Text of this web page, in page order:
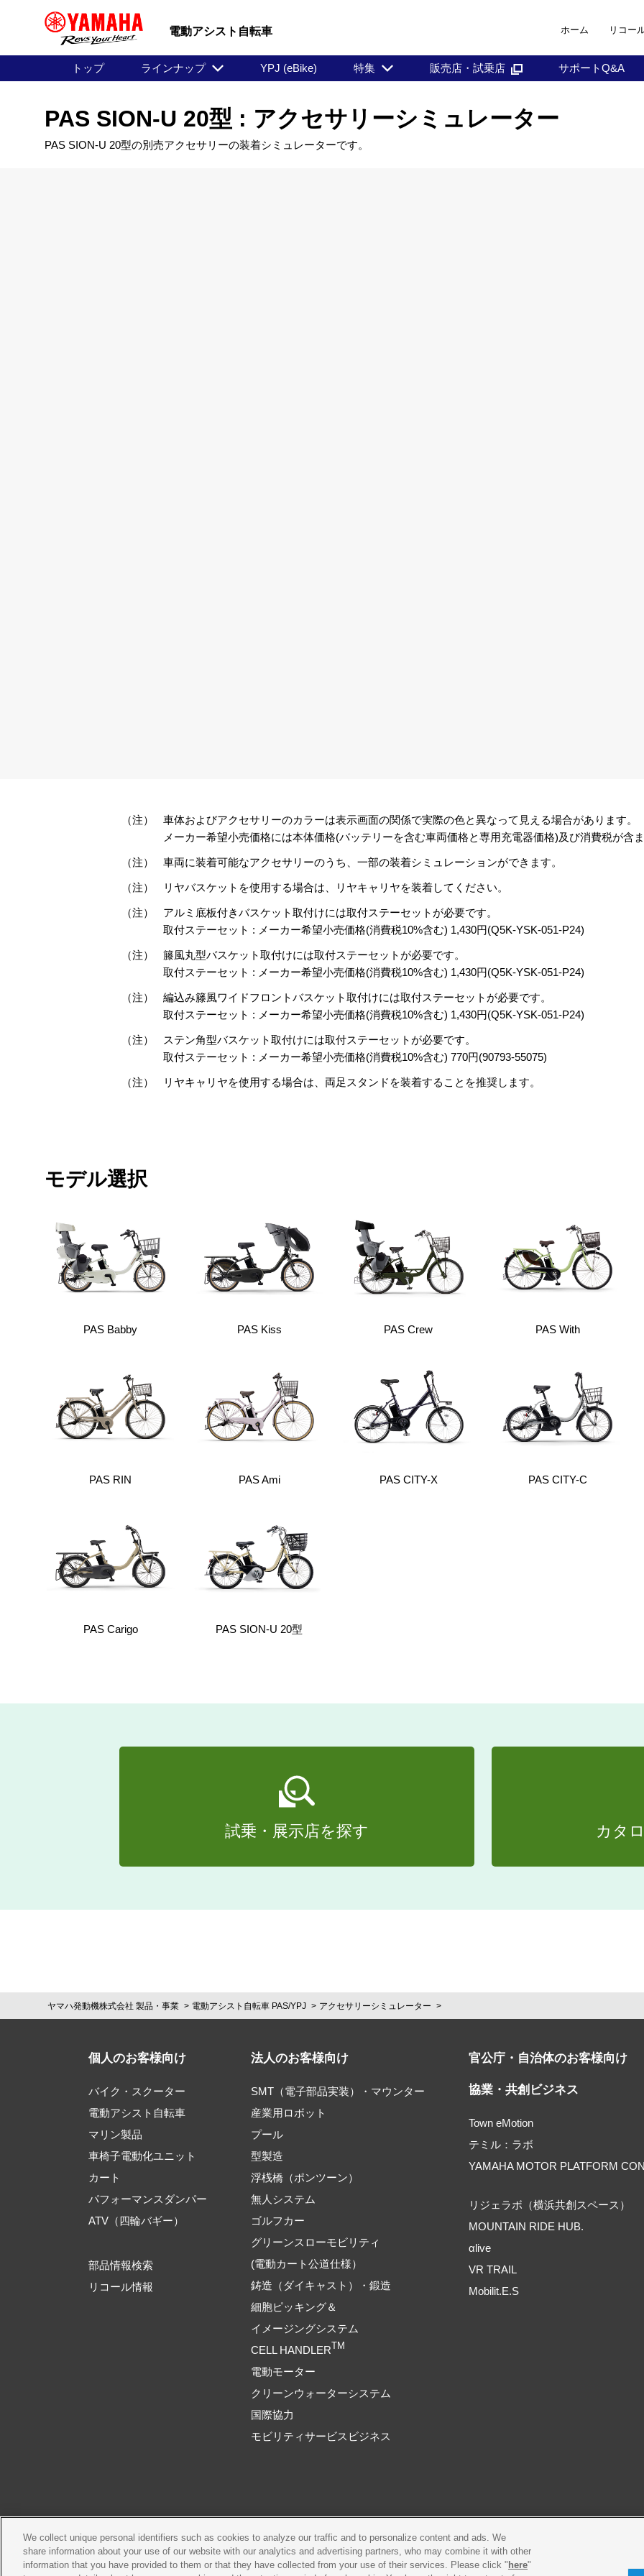
電動アシスト自転車 ホーム リコー
トップ ラインナップ YPJ (eBike) 特集 販売店・試乗店 サポートQ&A
PAS SION-U 20型 : アクセサリーシミュレーター
PAS SION-U 20型の別売アクセサリーの装着シミュレーターです。
（注）
車体およびアクセサリーのカラーは表示画面の関係で実際の色と異なって見える場合があります。
メーカー希望小売価格には本体価格(バッテリーを含む車両価格と専用充電器価格)及び消費税が含ま
（注） 車両に装着可能なアクセサリーのうち、一部の装着シミュレーションができます。
（注） リヤバスケットを使用する場合は、リヤキャリヤを装着してください。
（注）
アルミ底板付きバスケット取付けには取付ステーセットが必要です。
取付ステーセット : メーカー希望小売価格(消費税10%含む) 1,430円(Q5K-YSK-051-P24)
（注）
籐風丸型バスケット取付けには取付ステーセットが必要です。
取付ステーセット : メーカー希望小売価格(消費税10%含む) 1,430円(Q5K-YSK-051-P24)
（注）
編込み籐風ワイドフロントバスケット取付けには取付ステーセットが必要です。
取付ステーセット : メーカー希望小売価格(消費税10%含む) 1,430円(Q5K-YSK-051-P24)
（注）
ステン角型バスケット取付けには取付ステーセットが必要です。
取付ステーセット : メーカー希望小売価格(消費税10%含む) 770円(90793-55075)
（注） リヤキャリヤを使用する場合は、両足スタンドを装着することを推奨します。
モデル選択
PAS Babby PAS Kiss PAS Crew PAS With
PAS RIN PAS Ami PAS CITY-X PAS CITY-C
PAS Carigo PAS SION-U 20型
試乗・展示店を探す カタ
ヤマハ発動機株式会社 製品・事業 電動アシスト自転車 PAS/YPJ アクセサリーシミュレーター
個人のお客様向け
バイク・スクーター
電動アシスト自転車
マリン製品
車椅子電動化ユニット
カート
パフォーマンスダンパー
ATV（四輪バギー）
部品情報検索
リコール情報
法人のお客様向け
SMT（電子部品実装）・マウンター
産業用ロボット
プール
型製造
浮桟橋（ポンツーン）
無人システム
ゴルフカー
グリーンスローモビリティ
(電動カート公道仕様）
鋳造（ダイキャスト）・鍛造
細胞ピッキング＆
イメージングシステム
CELL HANDLERTM
電動モーター
クリーンウォーターシステム
国際協力
モビリティサービスビジネス
官公庁・自治体のお客様向け
協業・共創ビジネス
Town eMotion
テミル：ラボ
YAMAHA MOTOR PLATFORM
リジェラボ（横浜共創スペース）
MOUNTAIN RIDE HUB.
αlive
VR TRAIL
Mobilit.E.S
ご利用規約 推奨環境 プライバシーポリシー
We collect unique personal identifiers such as cookies to analyze our traffic and to personalize content and ads. We
share information about your use of our website with our analytics and advertising partners, who may combine it with other
information that you have provided to them or that they have collected from your use of their services. Please click " here"